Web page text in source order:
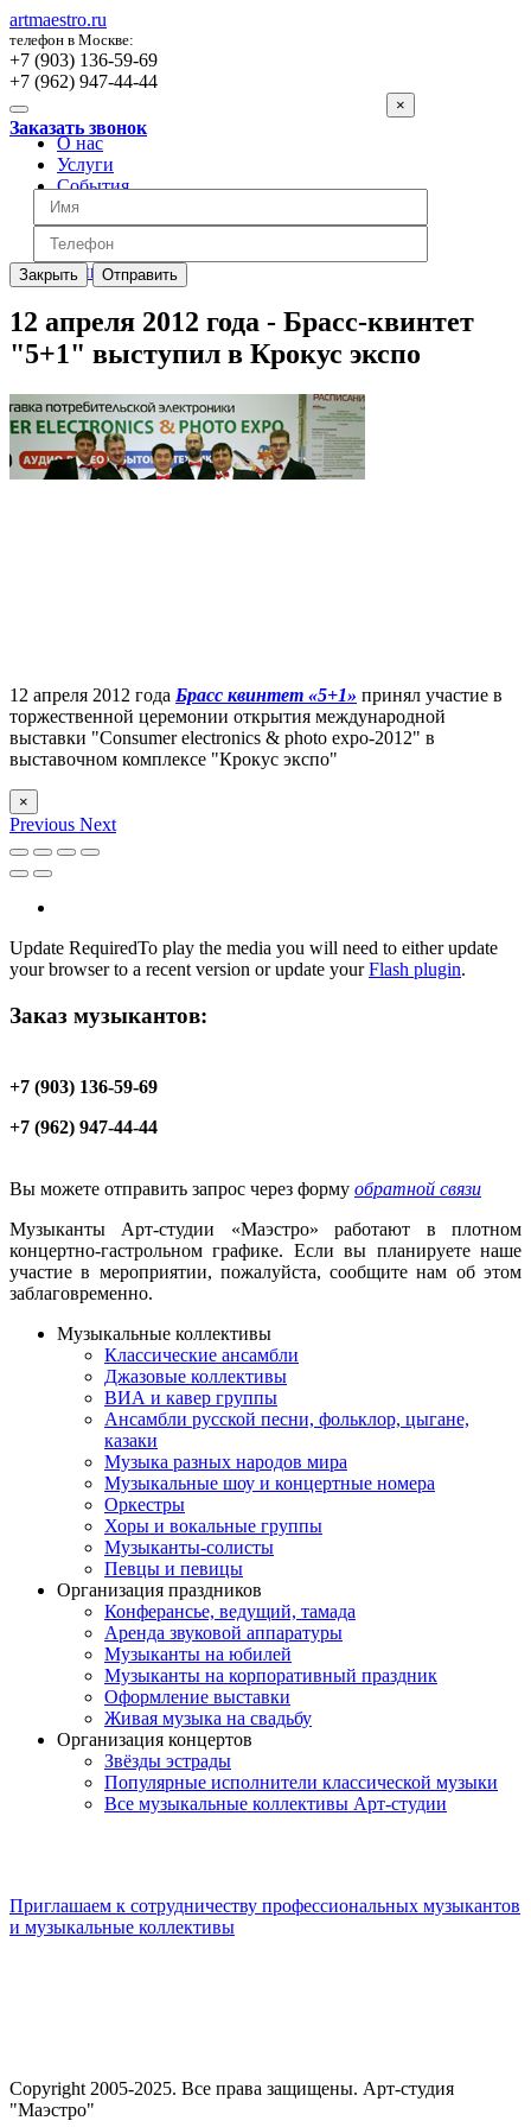
artmaestro.ru
телефон в Москве:
+7 (903) 136-59-69
+7 (962) 947-44-44
Заказать звонок
×
Закрыть Отправить
О нас
Услуги
События
Вопросы
Отзывы
Обратная связь
Цены
12 апреля 2012 года - Брасс-квинтет
"5+1" выступил в Крокус экспо
12 апреля 2012 года Брасс квинтет «5+1» принял участие в
торжественной церемонии открытия международной
выставки "Consumer electronics & photo expo-2012" в
выставочном комплексе "Крокус экспо"
×
Previous Next
Update RequiredTo play the media you will need to either update
your browser to a recent version or update yourFlash plugin.
Заказ музыкантов:
+7 (903) 136-59-69
+7 (962) 947-44-44
Вы можете отправить запрос через форму обратной связи
Музыканты Арт-студии «Маэстро» работают в плотном
концертно-гастрольном графике. Если вы планируете наше
участие в мероприятии, пожалуйста, сообщите нам об этом
заблаговременно.
Музыкальные коллективы
Классические ансамбли
Джазовые коллективы
ВИА и кавер группы
Ансамбли русской песни, фольклор, цыгане,
казаки
Музыка разных народов мира
Музыкальные шоу и концертные номера
Оркестры
Хоры и вокальные группы
Музыканты-солисты
Певцы и певицы
Организация праздников
Конферансье, ведущий, тамада
Аренда звуковой аппаратуры
Музыканты на юбилей
Музыканты на корпоративный праздник
Оформление выставки
Живая музыка на свадьбу
Организация концертов
Звёзды эстрады
Популярные исполнители классической музыки
Все музыкальные коллективы Арт-студии
Приглашаем к сотрудничеству профессиональных музыкантов
и музыкальные коллективы
Copyright 2005-2025. Все права защищены. Арт-студия
"Маэстро"